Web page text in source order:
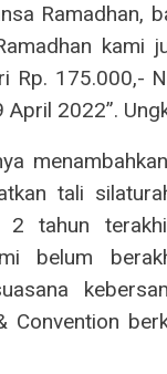
Ramadhan,
kami
Rp. 175.000,-
2022”.
tali
2 tahun
belum
Convention